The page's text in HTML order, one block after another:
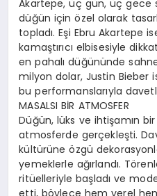
Akartepe, üç gün, üç
düğün için özel olarak
topladı. Eşi Ebru Akartepe
kamaştırıcı elbisesiyle
en pahalı düğününde
milyon dolar, Justin Bieber
bu performanslarıyla
MASALSI BİR ATMOSFER
Düğün, lüks ve ihtişamın
atmosferde gerçekleşti.
kültürüne özgü
yemeklerle ağırlandı.
ritüelleriyle başladı ve
etti, böylece hem yerel